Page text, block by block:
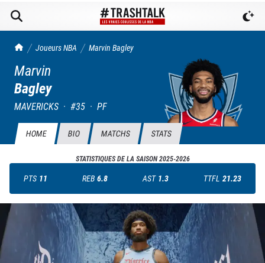
TrashTalk Actu NBA
Joueurs NBA Marvin Bagley
Marvin
Bagley
MAVERICKS · #35 · PF
HOME BIO MATCHS STATS
STATISTIQUES DE LA SAISON2025-2026
PTS 11 REB 6.8 AST 1.3 TTFL 21.23